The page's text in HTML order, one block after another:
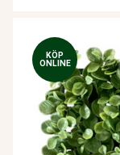
KÖP
ONLINE